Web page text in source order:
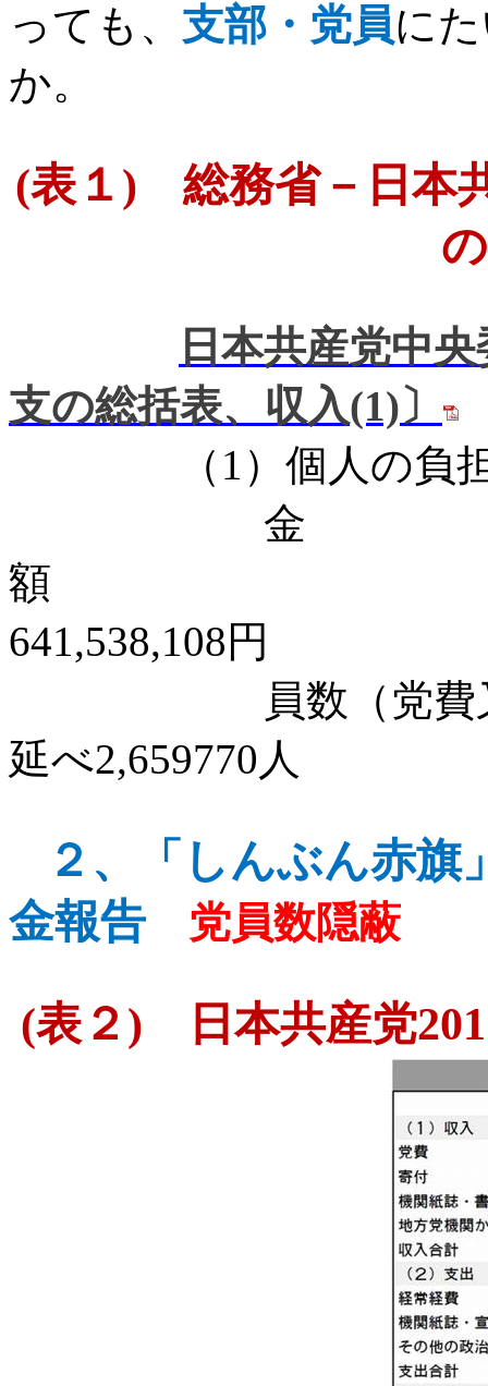
っても、 支部・党員に
か。
(表１ ) 総務省－日本
日本共産党中
支の総括表、収入(1) 〕
（ 1 ）個人の負
金
641,538,108円
員数（党費又は
延べ2,659770 人
２、
「しんぶん赤
金報告
党員数隠蔽
(表２ ) 日本共産党